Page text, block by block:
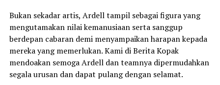
Bukan sekadar artis, Ardell tampil sebagai figura yang
mengutamakan nilai kemanusiaan serta sanggup
berdepan cabaran demi menyampaikan harapan kepada
mereka yang memerlukan. Kami di Berita Kopak
mendoakan semoga Ardell dan teamnya dipermudahkan
segala urusan dan dapat pulang dengan selamat.